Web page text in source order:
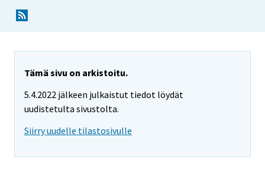
Tämä sivu on arkistoitu.
5.4.2022 jälkeen julkaistut tiedot löydät
uudistetulta sivustolta.
Siirry uudelle tilastosivulle